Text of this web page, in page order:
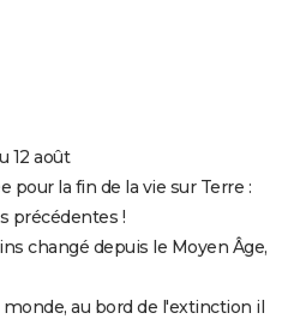
12 août
pour la fin de la vie sur Terre :
précédentes !
changé depuis le Moyen Âge,
au bord de l'extinction il